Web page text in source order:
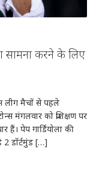
सामना करने के लिए
लीग मैचों से पहले
मंगलवार को प्रशिक्षण पर
पेप गार्डियोला की
डॉर्टमुंड […]